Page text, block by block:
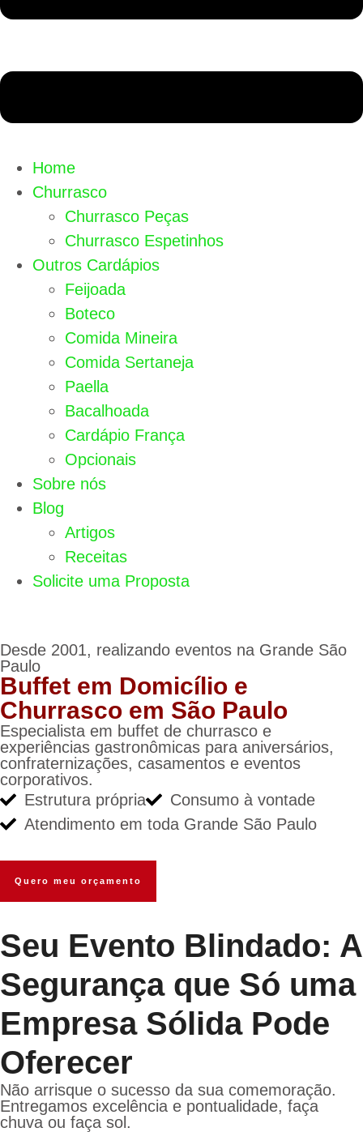
Home
Churrasco
Churrasco Peças
Churrasco Espetinhos
Outros Cardápios
Feijoada
Boteco
Comida Mineira
Comida Sertaneja
Paella
Bacalhoada
Cardápio França
Opcionais
Sobre nós
Blog
Artigos
Receitas
Solicite uma Proposta
Desde 2001, realizando eventos na Grande São
Paulo
Buffet em Domicílio e
Churrasco em São Paulo
Especialista em buffet de churrasco e
experiências gastronômicas para aniversários,
confraternizações, casamentos e eventos
corporativos.
Estrutura própria
Consumo à vontade
Atendimento em toda Grande São Paulo
Quero meu orçamento
Seu Evento Blindado: A
Segurança que Só uma
Empresa Sólida Pode
Oferecer
Não arrisque o sucesso da sua comemoração.
Entregamos excelência e pontualidade, faça
chuva ou faça sol.